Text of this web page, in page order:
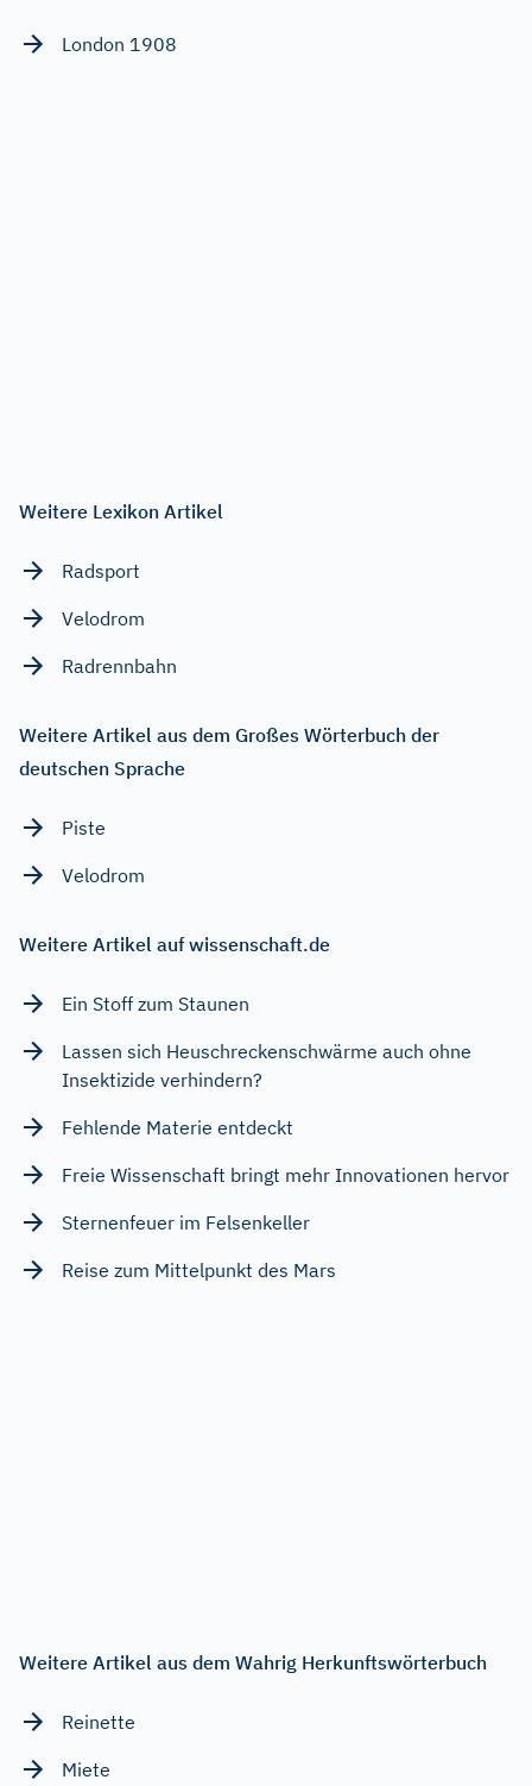
London 1908
Weitere Lexikon Artikel
Radsport
Velodrom
Radrennbahn
Weitere Artikel aus dem Großes Wörterbuch der
deutschen Sprache
Piste
Velodrom
Weitere Artikel auf wissenschaft.de
Ein Stoff zum Staunen
Lassen sich Heuschreckenschwärme auch ohne
Insektizide verhindern?
Fehlende Materie entdeckt
Freie Wissenschaft bringt mehr Innovationen hervor
Sternenfeuer im Felsenkeller
Reise zum Mittelpunkt des Mars
Weitere Artikel aus dem Wahrig Herkunftswörterbuch
Reinette
Miete